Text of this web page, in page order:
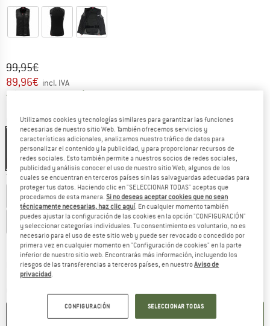
Precio original :
99,95€
Precio:
89,96€ incl. IVA
Color:Black
10%
Talla: EU140
EU116 EU128 EU140 EU152
EU164 EU176
Guía de tallas
Plazo de entrega: 5-7 días laborables El enlace se abre en una ventana
¡Solo queda uno disponible!
AÑADIR A LA CESTA
Utilizamos cookies y tecnologías similares para garantizar las funciones
necesarias de nuestro sitio Web. También ofrecemos servicios y
características adicionales, analizamos nuestro tráfico de datos para
personalizar el contenido y la publicidad, y para proporcionar recursos de
redes sociales. Esto también permite a nuestros socios de redes sociales,
publicidad y análisis conocer el uso de nuestro sitio Web, algunos de los
cuales se encuentran en terceros países sin las salvaguardas adecuadas para
proteger tus datos. Haciendo clic en "SELECCIONAR TODAS" aceptas que
procedamos de esta manera.Si no deseas aceptar cookies que no sean
técnicamente necesarias, haz clic aquí. En cualquier momento también
puedes ajustar la configuración de las cookies en la opción "CONFIGURACIÓN"
y seleccionar categorías individuales. Tu consentimiento es voluntario, no es
necesario para el uso de este sitio web y puede ser revocado o concedido por
primera vez en cualquier momento en "Configuración de cookies" en la parte
inferior de nuestro sitio web. Encontrarás más información, incluyendo los
riesgos de las transferencias a terceros países, en nuestroAviso de
privacidad.
CONFIGURACIÓN SELECCIONAR TODAS